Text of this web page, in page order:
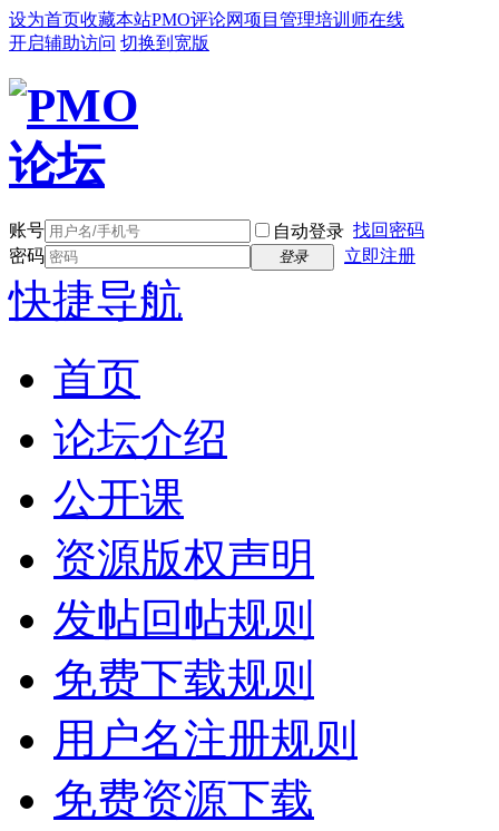
设为首页收藏本站PMO评论网项目管理培训师在线
开启辅助访问 切换到宽版
账号 自动登录 找回密码
密码
登录 立即注册
快捷导航
首页
论坛介绍
公开课
资源版权声明
发帖回帖规则
免费下载规则
用户名注册规则
免费资源下载